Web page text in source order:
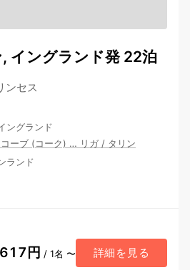
イングランド発 22泊
ンセス
ングランド
コーブ (コーク) … リガ / タリン
ランド
円 / 1名 〜 詳細を見る